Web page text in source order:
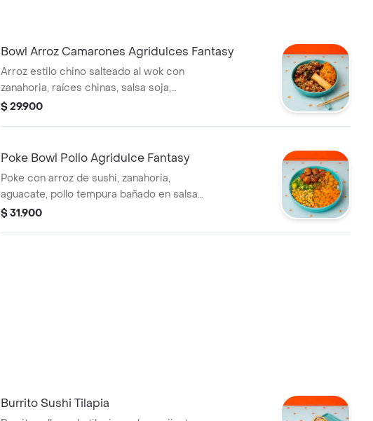
Bowl Arroz Camarones Agridulces Fantasy
Arroz estilo chino salteado al wok con
zanahoria, raíces chinas, salsa soja,
camarones crunch bañados en salsa
$ 29.900
Poke Bowl Pollo Agridulce Fantasy
Poke con arroz de sushi, zanahoria,
aguacate, pollo tempura bañado en salsa
agridulce, platano maduro, maíz tostado,
$ 31.900
Burrito Sushi Tilapia